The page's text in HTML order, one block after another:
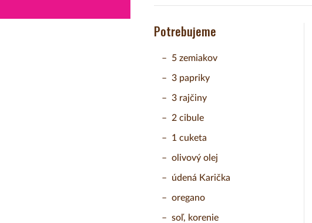
Potrebujeme
5 zemiakov
3 papriky
3 rajčiny
2 cibule
1 cuketa
olivový olej
údená Karička
oregano
soľ, korenie